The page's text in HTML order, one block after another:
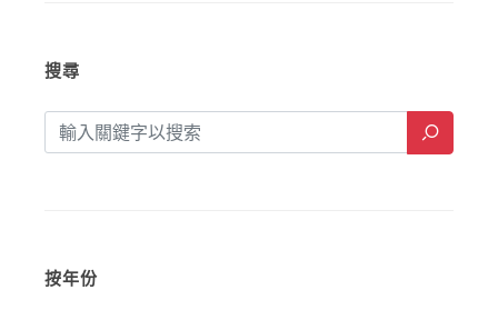
搜尋
按年份